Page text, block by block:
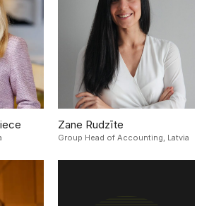
Zane Rudzīte
Group Head of Accounting, Latvia